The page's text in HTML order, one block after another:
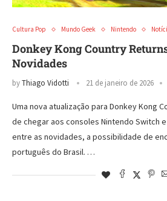
Cultura Pop Mundo Geek Nintendo
Donkey Kong Country
Novidades
byThiago Vidotti 21 de janeiro de 2026
Uma nova atualização para Donkey Kong
de chegar aos consoles Nintendo Switch
entre as novidades, a possibilidade de
português do Brasil. …